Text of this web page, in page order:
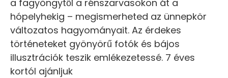
a fagyöngytől a rénszarvasokon át a
hópelyhekig – megismerheted az ünnepkör
változatos hagyományait. Az érdekes
történeteket gyönyörű fotók és bájos
illusztrációk teszik emlékezetessé. 7 éves
kortól ajánljuk